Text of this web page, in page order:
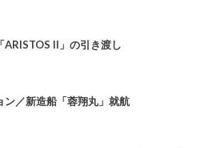
ARISTOS II」の引き渡し
ン／新造船「蓉翔丸」就航